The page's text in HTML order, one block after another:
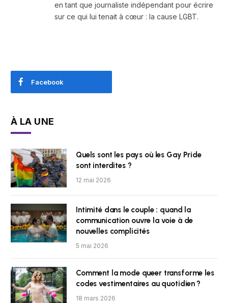
en tant que journaliste indépendant pour écrire
sur ce qui lui tenait à cœur : la cause LGBT.
Facebook
À LA UNE
Quels sont les pays où les Gay Pride
sont interdites ?
12 mai 2026
Intimité dans le couple : quand la
communication ouvre la voie à de
nouvelles complicités
5 mai 2026
Comment la mode queer transforme les
codes vestimentaires au quotidien ?
18 mars 2026